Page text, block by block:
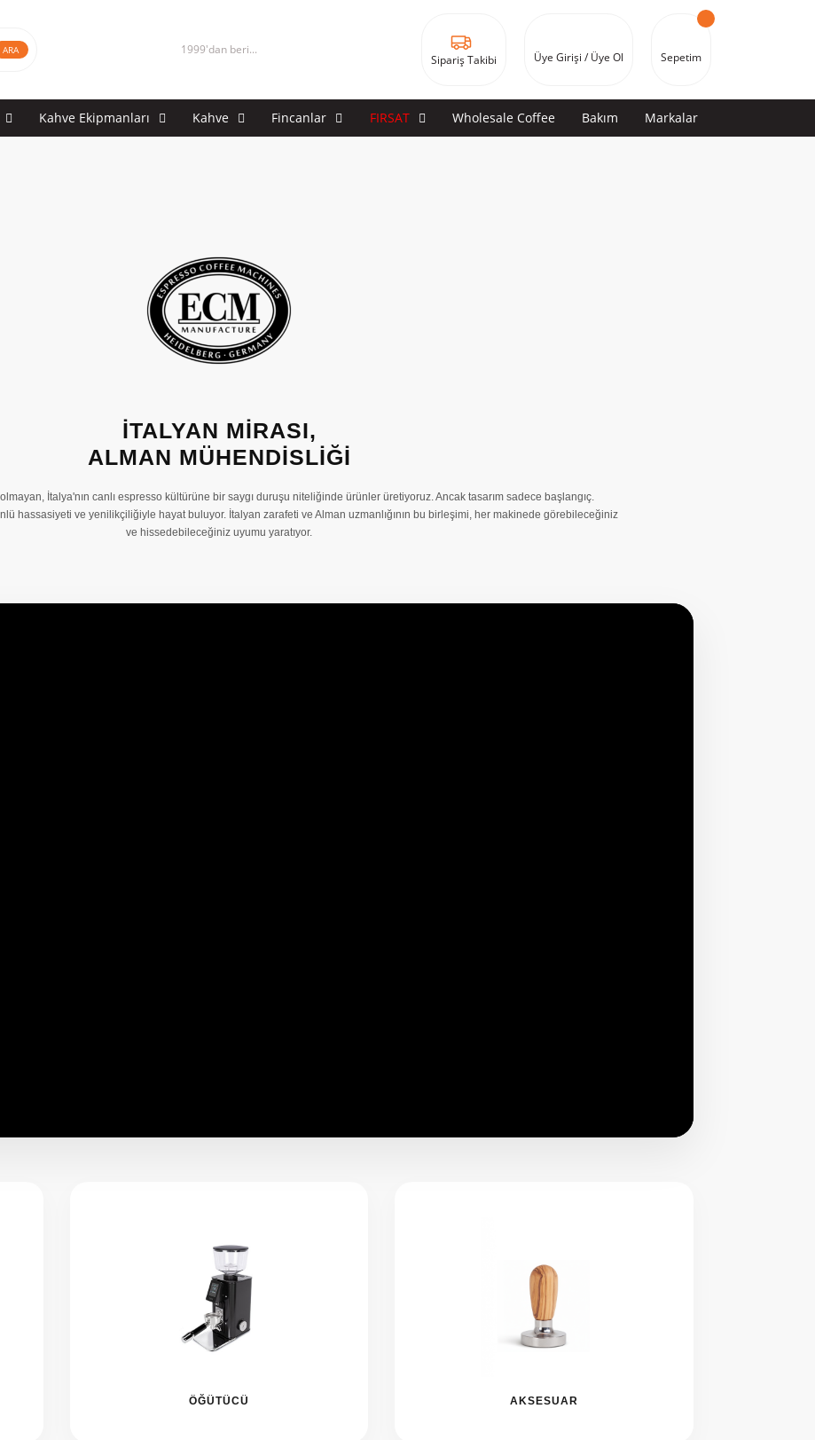
ARA 1999'dan beri...
Sipariş Takibi Üye Girişi / Üye Ol Sepetim
Kahve Ekipmanları Kahve Fincanlar FIRSAT Wholesale Coffee Bakım Markalar
İTALYAN MIRASI,
ALMAN MÜHENDISLIĞI
İtalya'nın canlı espresso kültürüne bir saygı duruşu niteliğinde ürünler üretiyoruz. Ancak tasarım sadece başlangıç.
hassasiyeti ve yenilikçiliğiyle hayat buluyor. İtalyan zarafeti ve Alman uzmanlığının bu birleşimi, her makinede görebileceğiniz
ve hissedebileceğiniz uyumu yaratıyor.
ÖĞÜTÜCÜ AKSESUAR